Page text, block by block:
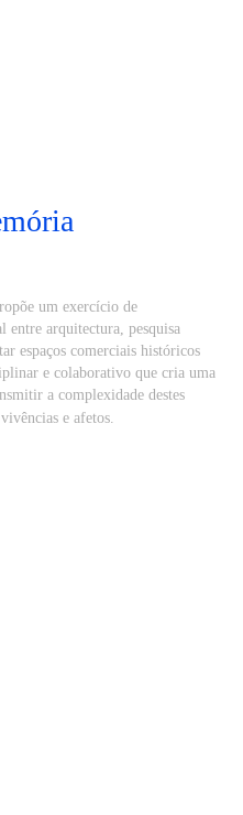
um exercício de
entre arquitectura, pesquisa
espaços comerciais históricos
e colaborativo que cria uma
a complexidade destes
e afetos.